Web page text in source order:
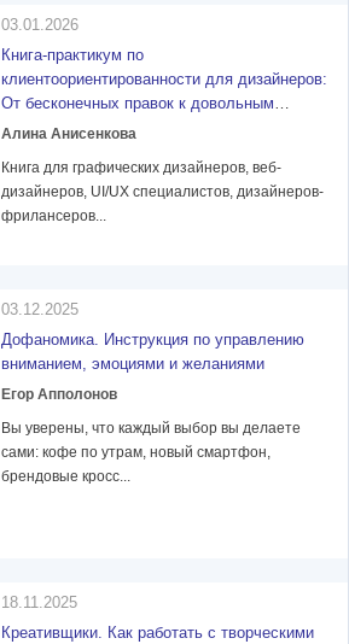
03.01.2026
Книга-практикум по
клиентоориентированности для дизайнеров:
От бесконечных правок к довольным
клиентам и росту дохода
Алина Анисенкова
Книга для графических дизайнеров, веб-
дизайнеров, UI/UX специалистов, дизайнеров-
фрилансеров...
03.12.2025
Дофаномика. Инструкция по управлению
вниманием, эмоциями и желаниями
Егор Апполонов
Вы уверены, что каждый выбор вы делаете
сами: кофе по утрам, новый смартфон,
брендовые кросс...
18.11.2025
Креативщики. Как работать с творческими